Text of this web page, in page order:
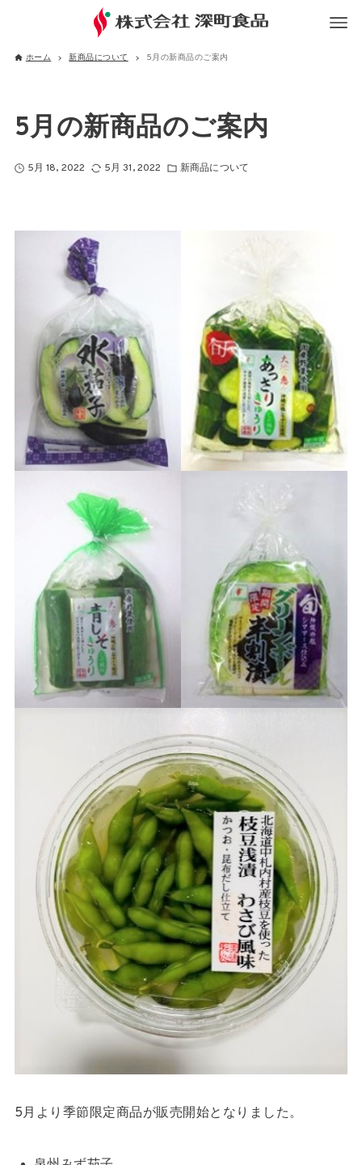
ホーム 新商品について 5月の新商品のご案内
5月の新商品のご案内
5月 18, 2022 5月 31, 2022 新商品について
5月より季節限定商品が販売開始となりました。